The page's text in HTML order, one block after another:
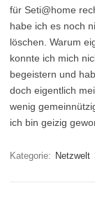
für Seti@home
habe ich es noch
löschen. Warum
konnte ich mich
begeistern und
doch eigentlich
wenig
ich bin geizig
Kategorie: Netzwelt